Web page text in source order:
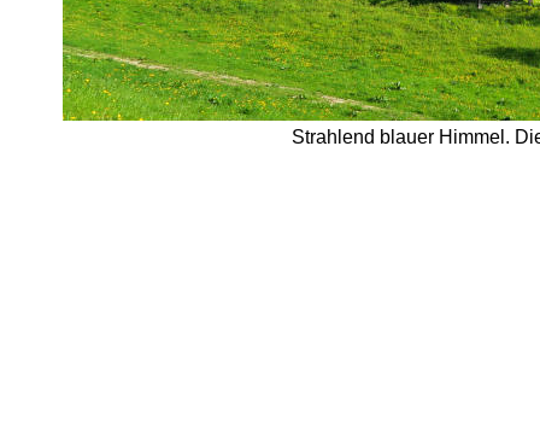
Strahlend blauer Himmel.